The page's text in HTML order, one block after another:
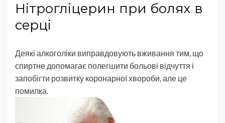
Нітрогліцерин при болях в
серці
Деякі алкоголіки виправдовують вживання тим, що
спиртне допомагає полегшити больові відчуття і
запобігти розвитку коронарної хвороби, але це
помилка.